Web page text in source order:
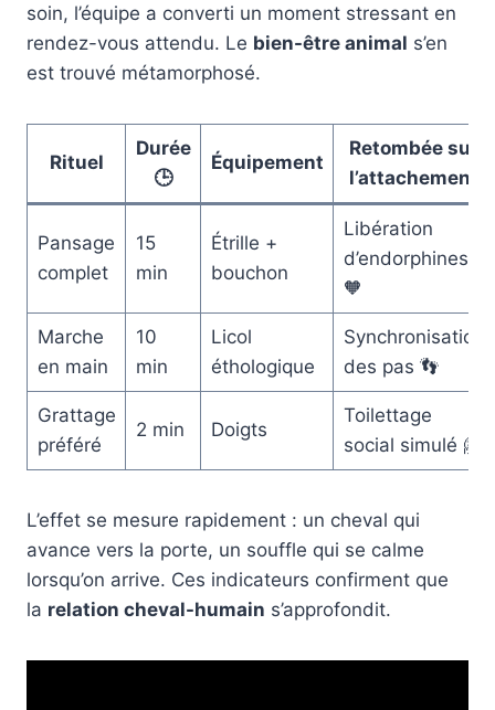
soin, l’équipe a converti un moment stressant en
rendez-vous attendu. Le bien-être animal s’en
est trouvé métamorphosé.
Rituel
Durée
🕒
Équipement
Retombée sur
l’attachement
Pansage
complet
15
min
Étrille +
bouchon
Libération
d’endorphines
🧡
Marche
en main
10
min
Licol
éthologique
Synchronisation
des pas 👣
Grattage
préféré
2 min Doigts
Toilettage
social simulé 🤗
L’effet se mesure rapidement : un cheval qui
avance vers la porte, un souffle qui se calme
lorsqu’on arrive. Ces indicateurs confirment que
la relation cheval-humain s’approfondit.